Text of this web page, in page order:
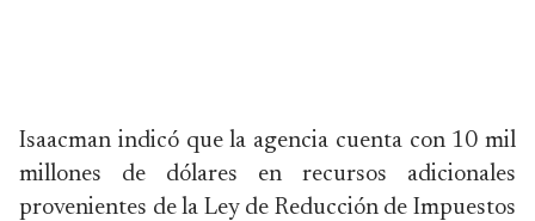
Isaacman indicó que la agencia cuenta con 10 mil
millones de dólares en recursos adicionales
provenientes de la Ley de Reducción de Impuestos